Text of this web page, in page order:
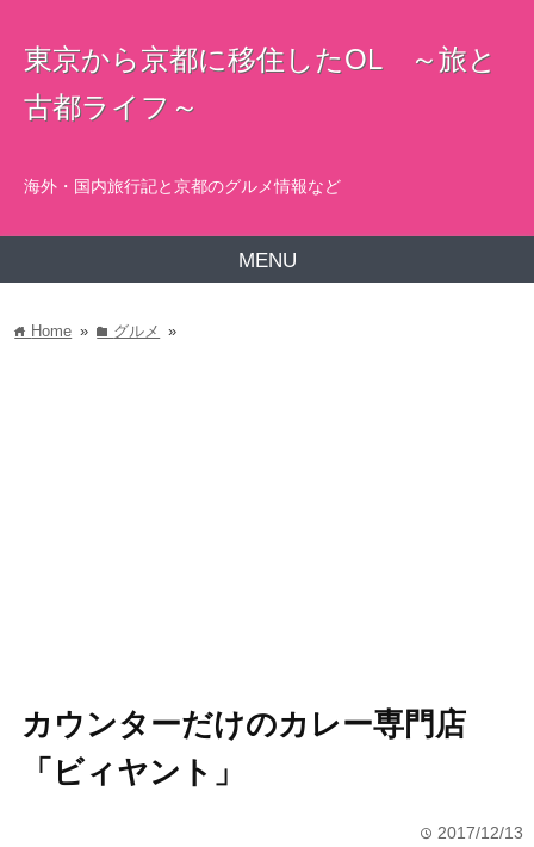
東京から京都に移住したOL ～旅と
古都ライフ～
海外・国内旅行記と京都のグルメ情報など
MENU
home Home » folder グルメ »
カウンターだけのカレー専門店
「ビィヤント」
time 2017/12/13